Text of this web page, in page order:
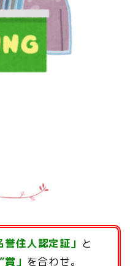
住人認定証」 と
」 を合わせ。